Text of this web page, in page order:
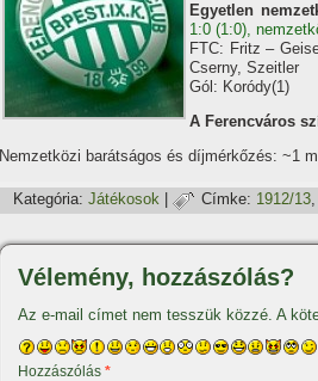
Egyetlen
1:0 (1:0),
FTC: Fritz –
Cserny, Szeitler
Gól: Koródy(1)
A Ferencváros
Nemzetközi barátságos és dí­jmérkőzés: ~1
Kategória: Játékosok Címke: 1912/13,
Vélemény, hozzászólás?
Az e-mail címet nem tesszük közzé. A
Hozzászólás *